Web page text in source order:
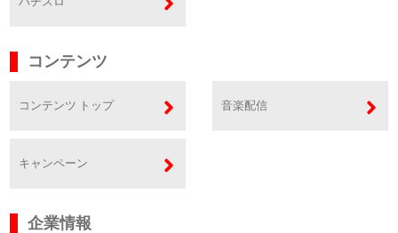
コンテンツ
コンテンツ トップ 音楽配信
キャンペーン
企業情報